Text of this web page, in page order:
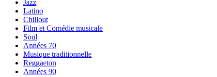
Jazz
Latino
Chillout
Film et Comédie musicale
Soul
Années 70
Musique traditionnelle
Reggaeton
Années 90